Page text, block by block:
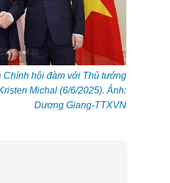
Chính hội đàm với Thủ tướng
Michal (6/6/2025). Ảnh:
Dương Giang-TTXVN